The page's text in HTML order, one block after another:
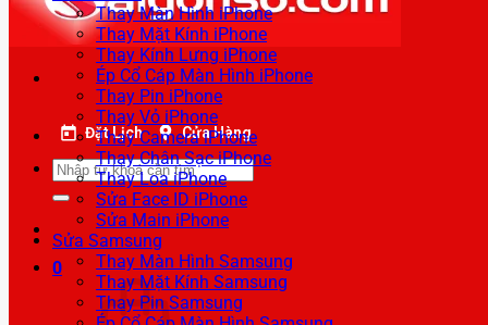
Đặt Lịch Cửa Hàng
Tìm
kiếm:
0
Thay Màn Hình iPhone
Thay Mặt Kính iPhone
Thay Kính Lưng iPhone
Ép Cổ Cáp Màn Hình iPhone
Thay Pin iPhone
Thay Vỏ iPhone
Thay Camera iPhone
Thay Chân Sạc iPhone
Thay Loa iPhone
Sửa Face ID iPhone
Sửa Main iPhone
Sửa Samsung
Thay Màn Hình Samsung
Thay Mặt Kính Samsung
Thay Pin Samsung